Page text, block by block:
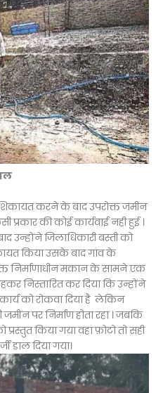
करने के बाद उपरोक्त जमीन
प्रकार की कोई कार्यवाई नही हुई ।
उन्होंने जिलाधिकारी बस्ती को
किया उसके बाद गांव के
निर्माणाधीन मकान के सामने एक
निस्तारित कर दिया कि उन्होंने
को रोकवा दिया है लेकिन
पर निर्माण होता रहा । जबकि
प्रस्तुत किया गया वहां फ़ोटो तो सही
डाल दिया गया।